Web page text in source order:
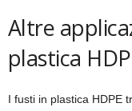
Altre
plastica
I fusti in plastica HDPE